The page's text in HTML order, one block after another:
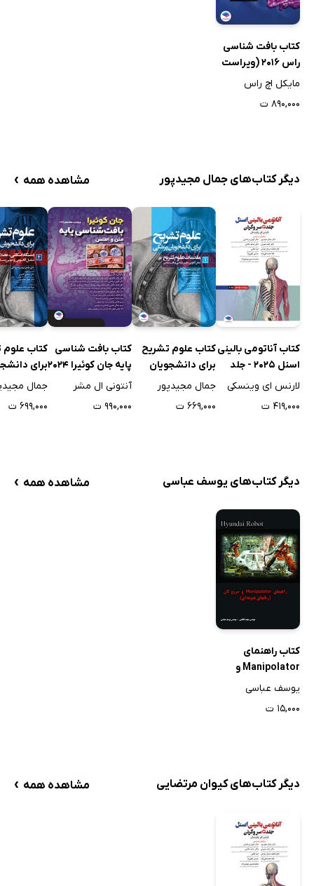
کتاب بافت شناسی
راس 2016 (ویراست
هفتم) - جلد اول
مایکل اچ راس
۸۹۰,۰۰۰ ت
دیگر کتاب‌های جمال مجیدپور مشاهده همه ›
کتاب آناتومی بالینی
اسنل 2025 - جلد
سوم
لارنس ای وینسکی
۴۱۹,۰۰۰ ت
کتاب علوم تشریح
برای دانشجویان
پزشکی - جلد اول
جمال مجیدپور
۶۶۹,۰۰۰ ت
کتاب بافت شناسی
پایه جان‌ کوئیرا 2024
آنتونی ال مشر
۹۹۰,۰۰۰ ت
کتاب
برای
پزشکی -
جمال
۶۹۹,۰۰۰ ت
دیگر کتاب‌های یوسف عباسی مشاهده همه ›
کتاب راهنمای
Manipolator و
سروو گان (ربات‌های
یوسف عباسی
۱۵,۰۰۰ ت
دیگر کتاب‌های کیوان مرتضایی مشاهده همه ›